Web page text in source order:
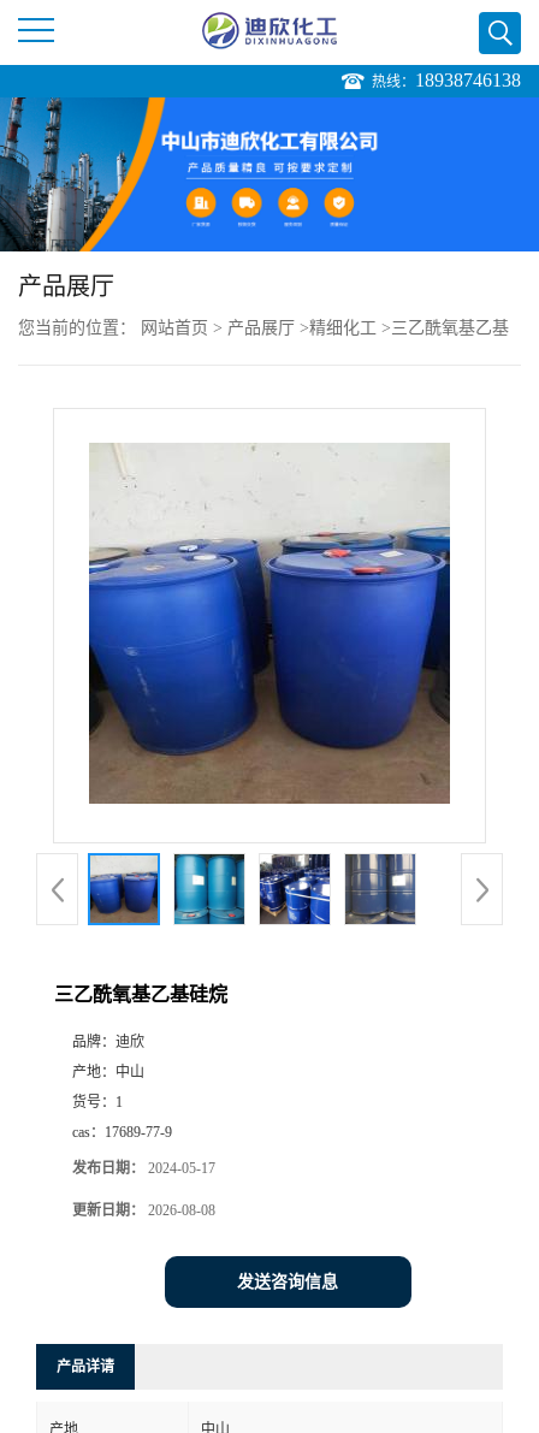
司
首
页
公
厅
方
热线： 18938746138
产品展厅
您当前的位置： 网站首页 > 产品展厅 >精细化工 >三乙酰氧基乙基
三乙酰氧基乙基硅烷
品牌： 迪欣
产地： 中山
货号： 1
cas： 17689-77-9
发布日期： 2024-05-17
更新日期： 2026-08-08
发送咨询信息
产品详请